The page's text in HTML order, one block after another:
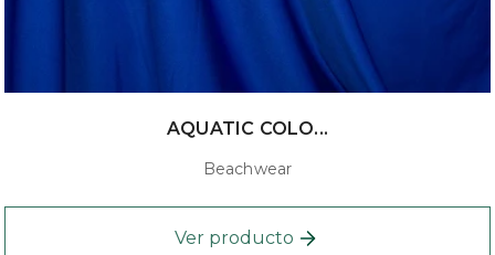
AQUATIC COLO...
Beachwear
Ver producto